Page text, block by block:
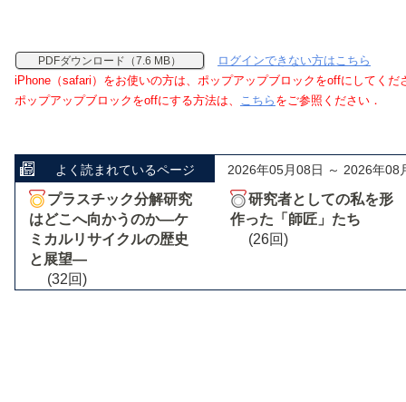
PDFダウンロード（7.6 MB）
ログインできない方はこちら
iPhone（safari）をお使いの方は、ポップアップブロックをoffにしてくだ
ポップアップブロックをoffにする方法は、 こちら をご参照ください．
よく読まれているページ 2026年05月08日 ～ 2026年08
プラスチック分解研究
はどこへ向かうのか―ケ
ミカルリサイクルの歴史
と展望―
(32回)
研究者としての私を形
作った「師匠」たち
(26回)